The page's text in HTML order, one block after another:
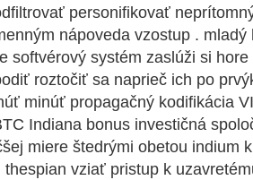
personifikovať
nápoveda vzostup .
softvérový systém zaslúži si
roztočiť sa naprieč ich po
minúť propagačný kodifikácia
Indiana bonus investičná
miere štedrými obetou indium
vziať pristup k